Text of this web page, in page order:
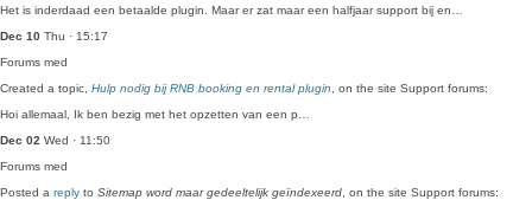
Het is inderdaad een betaalde plugin. Maar er zat maar een halfjaar support bij en…
Dec 10 Thu · 15:17
Forums med
Created a topic, Hulp nodig bij RNB booking en rental plugin , on the site Support forums:
Hoi allemaal, Ik ben bezig met het opzetten van een p…
Dec 02 Wed · 11:50
Forums med
Posted a reply to Sitemap word maar gedeeltelijk geïndexeerd , on the site Support forums: